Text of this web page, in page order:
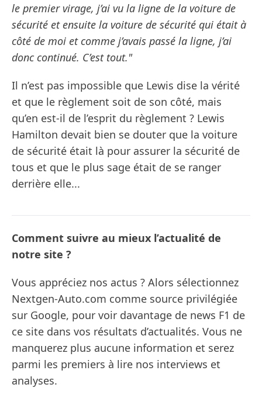
le premier virage, j’ai vu la ligne de la voiture de
sécurité et ensuite la voiture de sécurité qui était à
côté de moi et comme j’avais passé la ligne, j’ai
donc continué. C’est tout."
Il n’est pas impossible que Lewis dise la vérité
et que le règlement soit de son côté, mais
qu’en est-il de l’esprit du règlement ? Lewis
Hamilton devait bien se douter que la voiture
de sécurité était là pour assurer la sécurité de
tous et que le plus sage était de se ranger
derrière elle...
Comment suivre au mieux l’actualité de
notre site ?
Vous appréciez nos actus ? Alors sélectionnez
Nextgen-Auto.com comme source privilégiée
sur Google, pour voir davantage de news F1 de
ce site dans vos résultats d’actualités. Vous ne
manquerez plus aucune information et serez
parmi les premiers à lire nos interviews et
analyses.